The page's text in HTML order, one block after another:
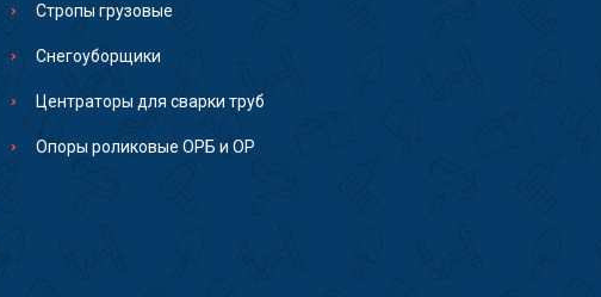
Стропы грузовые
Снегоуборщики
Центраторы для сварки труб
Опоры роликовые ОРБ и ОР